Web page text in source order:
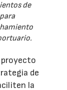
de
proyecto
de
la